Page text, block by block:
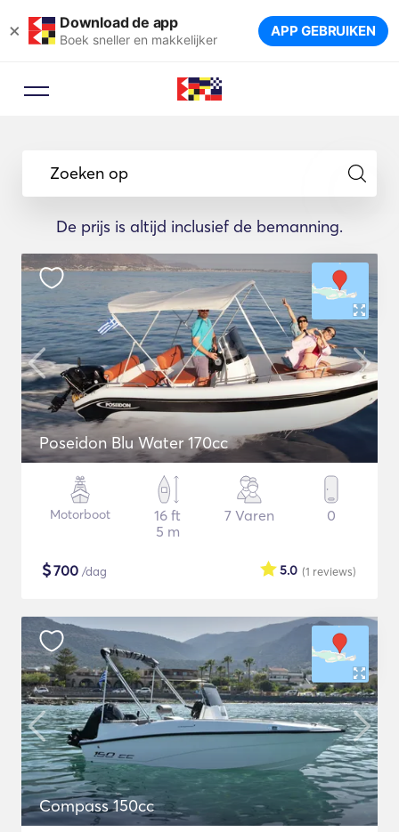
× Download de app
Boek sneller en makkelijker APP GEBRUIKEN
Zoeken op
De prijs is altijd inclusief de bemanning.
Poseidon Blu Water 170cc
Motorboot
16 ft
5 m
7 Varen 0
$700 /dag (1 reviews)
5.0
Compass 150cc
Laat een reisexpert u de ideale
jachten voor uw reis voorstellen.